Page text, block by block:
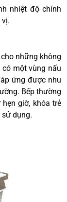
nhiệt độ chính
những không
một vùng nấu
ứng được nhu
Bếp thường
giờ, khóa trẻ
dụng.